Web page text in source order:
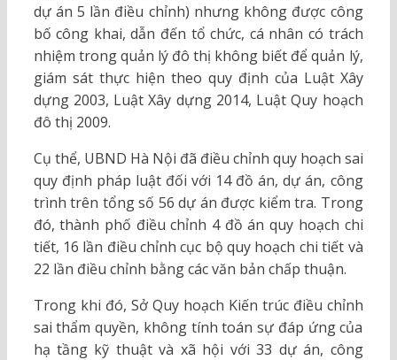
dự án 5 lần điều chỉnh) nhưng không được công
bố công khai, dẫn đến tổ chức, cá nhân có trách
nhiệm trong quản lý đô thị không biết để quản lý,
giám sát thực hiện theo quy định của Luật Xây
dựng 2003, Luật Xây dựng 2014, Luật Quy hoạch
đô thị 2009.
Cụ thể, UBND Hà Nội đã điều chỉnh quy hoạch sai
quy định pháp luật đối với 14 đồ án, dự án, công
trình trên tổng số 56 dự án được kiểm tra. Trong
đó, thành phố điều chỉnh 4 đồ án quy hoạch chi
tiết, 16 lần điều chỉnh cục bộ quy hoạch chi tiết và
22 lần điều chỉnh bằng các văn bản chấp thuận.
Trong khi đó, Sở Quy hoạch Kiến trúc điều chỉnh
sai thẩm quyền, không tính toán sự đáp ứng của
hạ tầng kỹ thuật và xã hội với 33 dự án, công